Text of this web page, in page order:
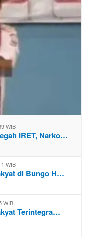
WIB
IRET, Narko…
WIB
di Bungo H…
WIB
Terintegra…